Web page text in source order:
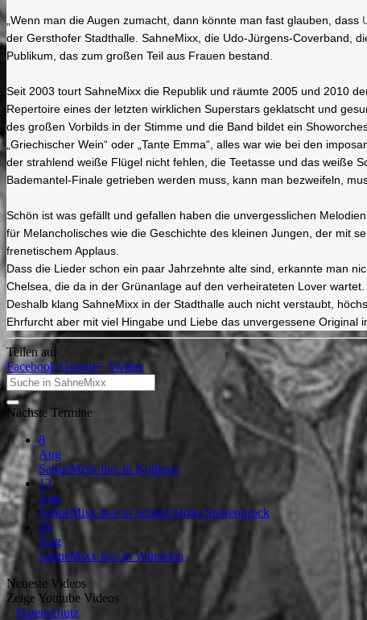
„Wenn man die Augen zumacht, dann könnte man fast glauben, dass
der Gersthofer Stadthalle. SahneMixx, die Udo-Jürgens-Coverband,
Publikum, das zum großen Teil aus Frauen bestand.
Seit 2003 tourt SahneMixx die Republik und räumte 2005 und 2010
Repertoire eines der letzten wirklichen Superstars geklatscht und
des großen Vorbilds in der Stimme und die Band bildet ein
„Griechischer Wein“ oder „Tante Emma“, alles war wie bei den
der strahlend weiße Flügel nicht fehlen, die Teetasse und das weiße
Bademantel-Finale getrieben werden muss, kann man bezweifeln,
Schön ist was gefällt und gefallen haben die unvergesslichen
für Melancholisches wie die Geschichte des kleinen Jungen, der mit
frenetischem Applaus.
Dass die Lieder schon ein paar Jahrzehnte alte sind, erkannte man
Chelsea, die da in der Grünanlage auf den verheirateten Lover
Deshalb klang SahneMixx in der Stadthalle auch nicht verstaubt,
Ehrfurcht aber mit viel Hingabe und Liebe das unvergessene
Teilen auf
Facebook Google+ Twitter
Nächste Termine
8
Aug
SahneMixx live in Koblenz
13
Aug
SahneMixx live in Schloß Holte Stukenbrock
28
Aug
SahneMixx live in Würselen
Neueste Videos
ZeigeYoutube Videos
Datenschutz